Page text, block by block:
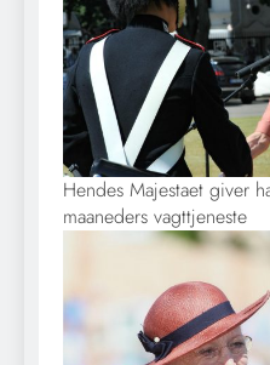
Hendes Majestaet giver
maaneders vagttjeneste